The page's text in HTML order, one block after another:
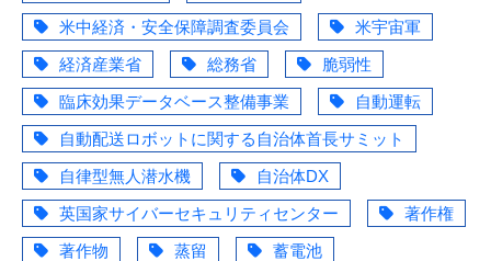
米中経済・安全保障調査委員会
米宇宙軍
経済産業省
総務省
脆弱性
臨床効果データベース整備事業
自動運転
自動配送ロボットに関する自治体首長サミット
自律型無人潜水機
自治体DX
英国家サイバーセキュリティセンター
著作権
著作物
蒸留
蓄電池